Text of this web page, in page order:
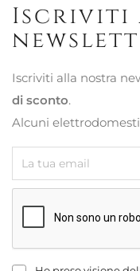
Iscriviti
Iscriviti alla nostra
di sconto.
Alcuni